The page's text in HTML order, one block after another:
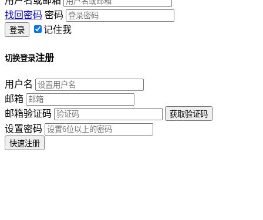
找回密码 密码
记住我
切换登录注册
用户名
邮箱
邮箱验证码
设置密码